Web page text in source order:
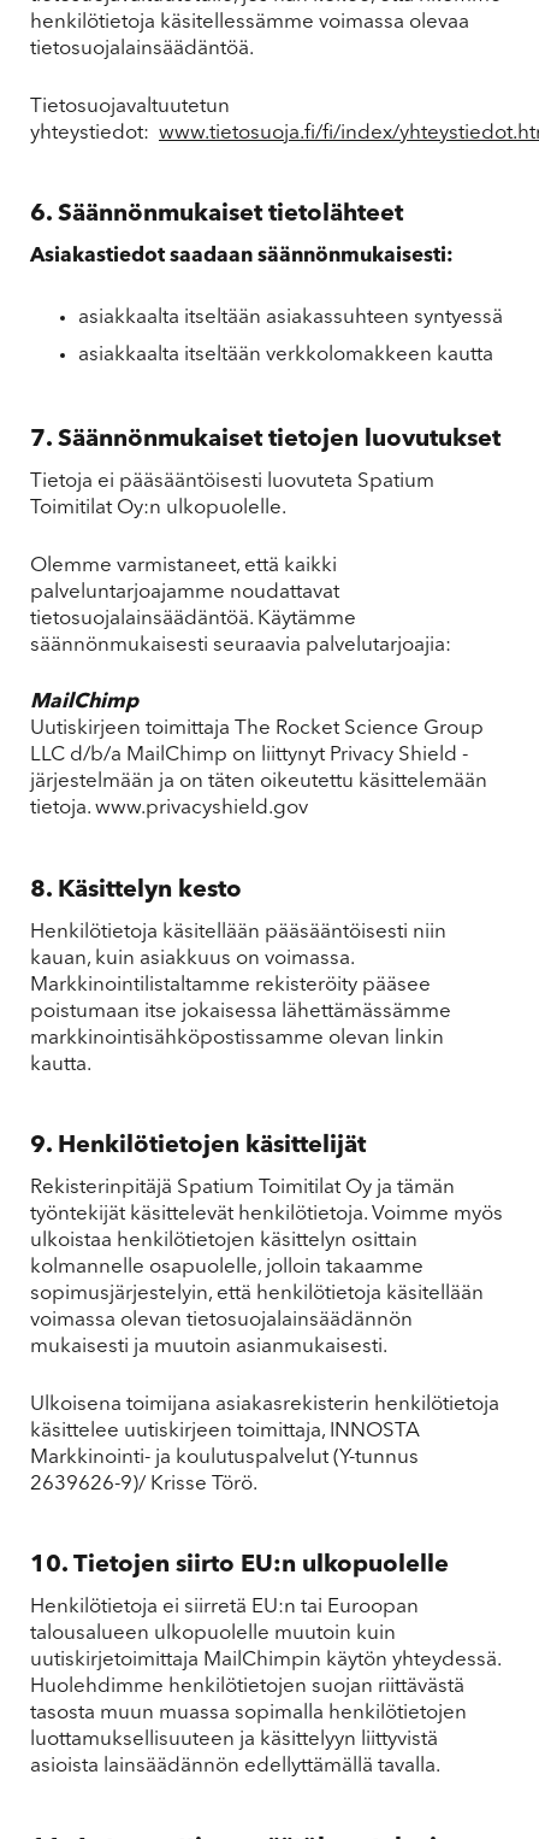
henkilötietoja käsitellessämme voimassa olevaa
tietosuojalainsäädäntöä.
Tietosuojavaltuutetun
yhteystiedot: www.tietosuoja.fi/fi/index/
6. Säännönmukaiset tietolähteet
Asiakastiedot saadaan säännönmukaisesti:
asiakkaalta itseltään asiakassuhteen syntyessä
asiakkaalta itseltään verkkolomakkeen kautta
7. Säännönmukaiset tietojen luovutukset
Tietoja ei pääsääntöisesti luovuteta Spatium
Toimitilat Oy:n ulkopuolelle.
Olemme varmistaneet, että kaikki
palveluntarjoajamme noudattavat
tietosuojalainsäädäntöä. Käytämme
säännönmukaisesti seuraavia palvelutarjoajia:
MailChimp
Uutiskirjeen toimittaja The Rocket Science Group
LLC d/b/a MailChimp on liittynyt Privacy Shield -
järjestelmään ja on täten oikeutettu käsittelemään
tietoja. www.privacyshield.gov
8. Käsittelyn kesto
Henkilötietoja käsitellään pääsääntöisesti niin
kauan, kuin asiakkuus on voimassa.
Markkinointilistaltamme rekisteröity pääsee
poistumaan itse jokaisessa lähettämässämme
markkinointisähköpostissamme olevan linkin
kautta.
9. Henkilötietojen käsittelijät
Rekisterinpitäjä Spatium Toimitilat Oy ja tämän
työntekijät käsittelevät henkilötietoja. Voimme myös
ulkoistaa henkilötietojen käsittelyn osittain
kolmannelle osapuolelle, jolloin takaamme
sopimusjärjestelyin, että henkilötietoja käsitellään
voimassa olevan tietosuojalainsäädännön
mukaisesti ja muutoin asianmukaisesti.
Ulkoisena toimijana asiakasrekisterin henkilötietoja
käsittelee uutiskirjeen toimittaja, INNOSTA
Markkinointi- ja koulutuspalvelut (Y-tunnus
2639626-9)/ Krisse Törö.
10. Tietojen siirto EU:n ulkopuolelle
Henkilötietoja ei siirretä EU:n tai Euroopan
talousalueen ulkopuolelle muutoin kuin
uutiskirjetoimittaja MailChimpin käytön yhteydessä.
Huolehdimme henkilötietojen suojan riittävästä
tasosta muun muassa sopimalla henkilötietojen
luottamuksellisuuteen ja käsittelyyn liittyvistä
asioista lainsäädännön edellyttämällä tavalla.